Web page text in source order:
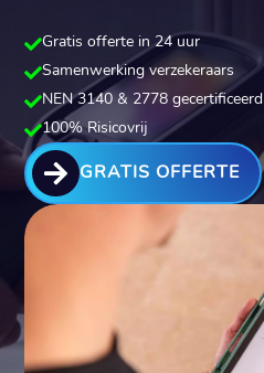
Gratis offerte in 24 uur
Samenwerking verzekeraars
NEN 3140 & 2778 gecertificeerd
100% Risicovrij
 GRATIS OFFERTE